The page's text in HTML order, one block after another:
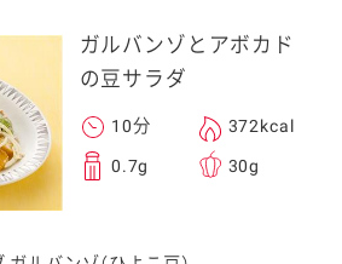
ガルバンゾとアボカド
の豆サラダ
10分 372kcal
0.7g 30g